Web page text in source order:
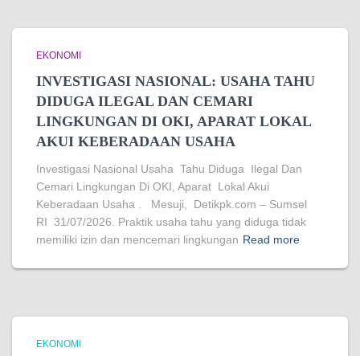
EKONOMI
INVESTIGASI NASIONAL: USAHA TAHU
DIDUGA ILEGAL DAN CEMARI
LINGKUNGAN DI OKI, APARAT LOKAL
AKUI KEBERADAAN USAHA
Investigasi Nasional Usaha Tahu Diduga Ilegal Dan
Cemari Lingkungan Di OKI, Aparat Lokal Akui
Keberadaan Usaha . Mesuji, Detikpk.com – Sumsel
RI 31/07/2026. Praktik usaha tahu yang diduga tidak
memiliki izin dan mencemari lingkungan Read more
EKONOMI